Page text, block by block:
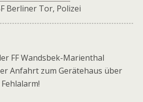
Berliner Tor, Polizei
FF Wandsbek-Marienthal
Anfahrt zum Gerätehaus über